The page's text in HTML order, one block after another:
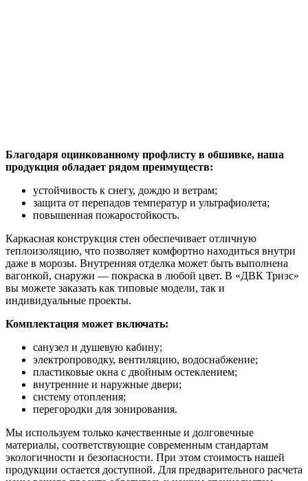
Благодаря оцинкованному профлисту в обшивке, наша
продукция обладает рядом преимуществ:
устойчивость к снегу, дождю и ветрам;
защита от перепадов температур и ультрафиолета;
повышенная пожаростойкость.
Каркасная конструкция стен обеспечивает отличную
теплоизоляцию, что позволяет комфортно находиться внутри
даже в морозы. Внутренняя отделка может быть выполнена
вагонкой, снаружи — покраска в любой цвет. В «ДВК Триэс»
вы можете заказать как типовые модели, так и
индивидуальные проекты.
Комплектация может включать:
санузел и душевую кабину;
электропроводку, вентиляцию, водоснабжение;
пластиковые окна с двойным остеклением;
внутренние и наружные двери;
систему отопления;
перегородки для зонирования.
Мы используем только качественные и долговечные
материалы, соответствующие современным стандартам
экологичности и безопасности. При этом стоимость нашей
продукции остается доступной. Для предварительного расчета